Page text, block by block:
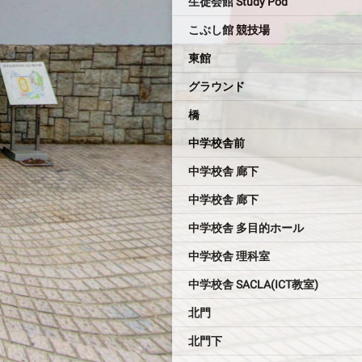
こぶし館 競技場
東館
グラウンド
橋
中学校舎前
中学校舎 廊下
中学校舎 廊下
中学校舎 多目的ホール
中学校舎 理科室
中学校舎 SACLA(ICT教室)
北門
北門下